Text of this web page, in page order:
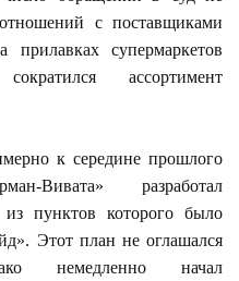
с поставщиками
супермаркетов
ассортимент
к середине прошлого
Вивата» разработал
пунктов которого было
Этот план не оглашался
немедленно начал